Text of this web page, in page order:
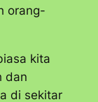
orang-
kita
dan
di sekitar